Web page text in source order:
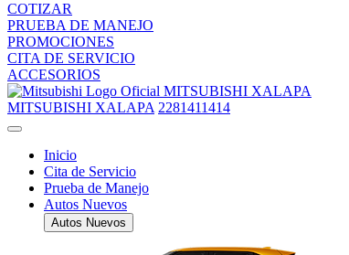
COTIZAR
PRUEBA DE MANEJO
PROMOCIONES
CITA DE SERVICIO
ACCESORIOS
MITSUBISHI XALAPA
MITSUBISHI XALAPA 2281411414
Inicio
Cita de Servicio
Prueba de Manejo
Autos Nuevos
Autos Nuevos